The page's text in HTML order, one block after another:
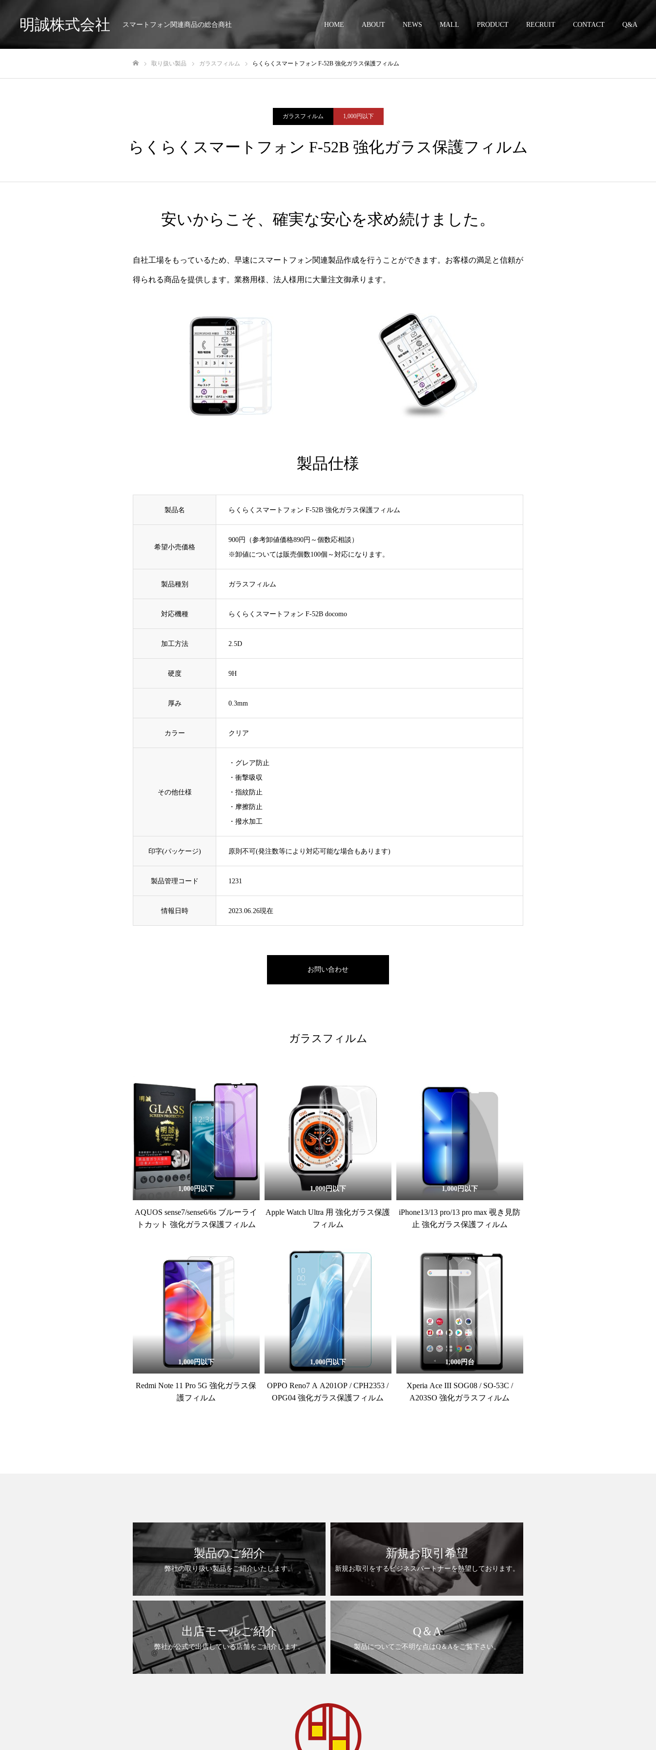
明誠株式会社 スマートフォン関連商品の総合商社 HOME ABOUT NEWS MALL PRODUCT RECRUIT CONTACT Q&A
取り扱い製品 ガラスフィルム らくらくスマートフォン F-52B 強化ガラス保護フィルム
ガラスフィルム 1,000円以下
らくらくスマートフォン F-52B 強化ガラス保護フィルム
安いからこそ、確実な安心を求め続けました。
自社工場をもっているため、早速にスマートフォン関連製品作成を行うことができます。お客様の満足と信頼が
得られる商品を提供します。業務用様、法人様用に大量注文御承ります。
製品仕様
製品名 らくらくスマートフォン F-52B 強化ガラス保護フィルム
希望小売価格
900円（参考卸値価格890円～個数応相談）
※卸値については販売個数100個～対応になります。
製品種別 ガラスフィルム
対応機種 らくらくスマートフォン F-52B docomo
加工方法 2.5D
硬度 9H
厚み 0.3mm
カラー クリア
その他仕様
・グレア防止
・衝撃吸収
・指紋防止
・摩擦防止
・撥水加工
印字(パッケージ) 原則不可(発注数等により対応可能な場合もあります)
製品管理コード 1231
情報日時 2023.06.26現在
お問い合わせ
ガラスフィルム
1,000円以下
AQUOS sense7/sense6/6s ブルーライ
トカット 強化ガラス保護フィルム
1,000円以下
Apple Watch Ultra 用 強化ガラス保護
フィルム
1,000円以下
iPhone13/13 pro/13 pro max 覗き見防
止 強化ガラス保護フィルム
1,000円以下
Redmi Note 11 Pro 5G 強化ガラス保
護フィルム
1,000円以下
OPPO Reno7 A A201OP / CPH2353 /
OPG04 強化ガラス保護フィルム
1,000円台
Xperia Ace III SOG08 / SO-53C /
A203SO 強化ガラスフィルム
製品のご紹介
弊社の取り扱い製品をご紹介いたします。
新規お取引希望
新規お取引をするビジネスパートナーを熱望しております。
出店モールご紹介
弊社が公式で出店している店舗をご紹介します。
Q＆A
製品についてご不明な点はQ＆Aをご覧下さい。